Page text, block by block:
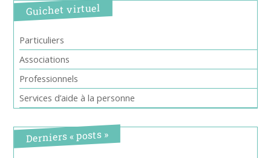
Guichet virtuel
Particuliers
Associations
Professionnels
Services d’aide à la personne
Derniers « posts »